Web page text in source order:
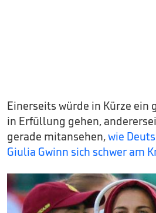
Einerseits würde in Kürze ein
in Erfüllung gehen,
gerade mitansehen,wie
Giulia Gwinn sich schwer am